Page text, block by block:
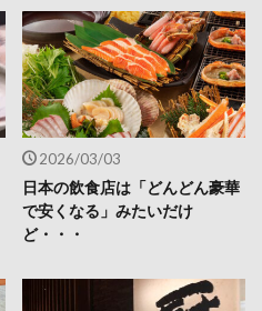
2026/03/03
日本の飲食店は「どんどん豪華
で安くなる」みたいだけ
ど・・・